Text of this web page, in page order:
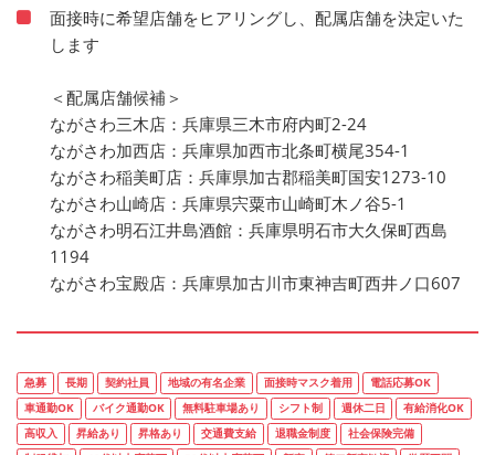
面接時に希望店舗をヒアリングし、配属店舗を決定いた
します
＜配属店舗候補＞
ながさわ三木店：兵庫県三木市府内町2-24
ながさわ加西店：兵庫県加西市北条町横尾354-1
ながさわ稲美町店：兵庫県加古郡稲美町国安1273-10
ながさわ山崎店：兵庫県宍粟市山崎町木ノ谷5-1
ながさわ明石江井島酒館：兵庫県明石市大久保町西島
1194
ながさわ宝殿店：兵庫県加古川市東神吉町西井ノ口607
急募 長期 契約社員 地域の有名企業 面接時マスク着用
電話応募OK
車通勤OK
バイク通勤OK 無料駐車場あり シフト制 週休二日
有給消化OK
高収入
昇給あり 昇格あり 交通費支給 退職金制度
社会保険完備